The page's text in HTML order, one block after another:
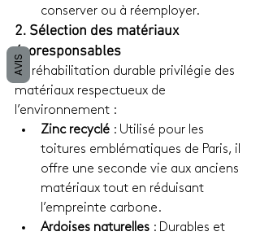
conserver ou à réemployer.
2. Sélection des matériaux
écoresponsables
La réhabilitation durable privilégie des
matériaux respectueux de
l’environnement :
Zinc recyclé : Utilisé pour les
toitures emblématiques de Paris, il
offre une seconde vie aux anciens
matériaux tout en réduisant
l’empreinte carbone.
Ardoises naturelles : Durables et
AVIS